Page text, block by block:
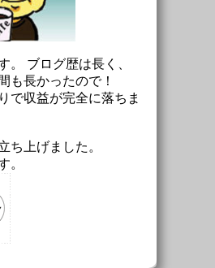
。 ブログ歴は長く、
も長かったので！
で収益が完全に落ちま
ち上げました。
。